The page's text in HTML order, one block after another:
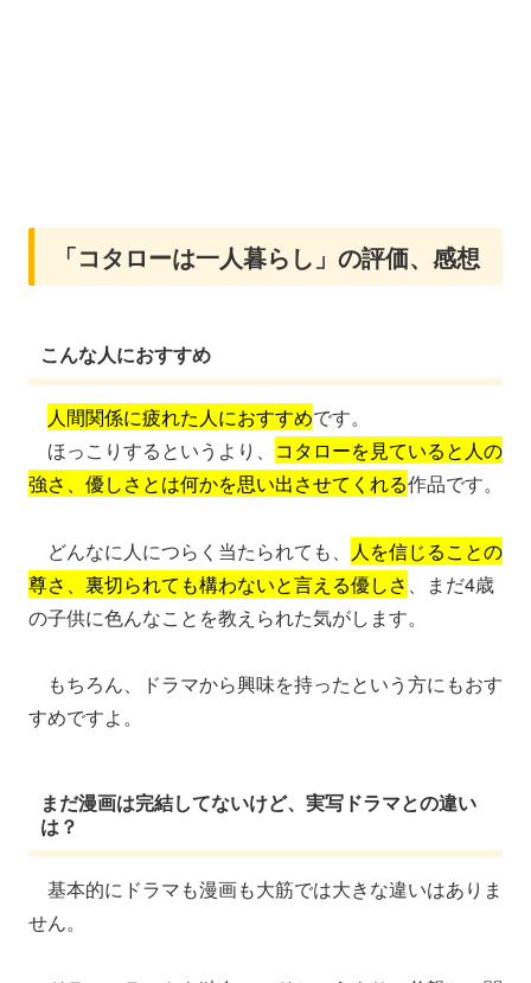
「コタローは一人暮らし」の評価、感想
こんな人におすすめ
人間関係に疲れた人におすすめです。
ほっこりするというより、 コタローを見ていると人の
強さ、優しさとは何かを思い出させてくれる作品です。
どんなに人につらく当たられても、
人を信じることの
尊さ、裏切られても構わないと言える優しさ
、まだ4歳
の子供に色んなことを教えられた気がします。
もちろん、ドラマから興味を持ったという方にもおす
すめですよ。
まだ漫画は完結してないけど、実写ドラマとの違い
は？
基本的にドラマも漫画も大筋では大きな違いはありま
せん。